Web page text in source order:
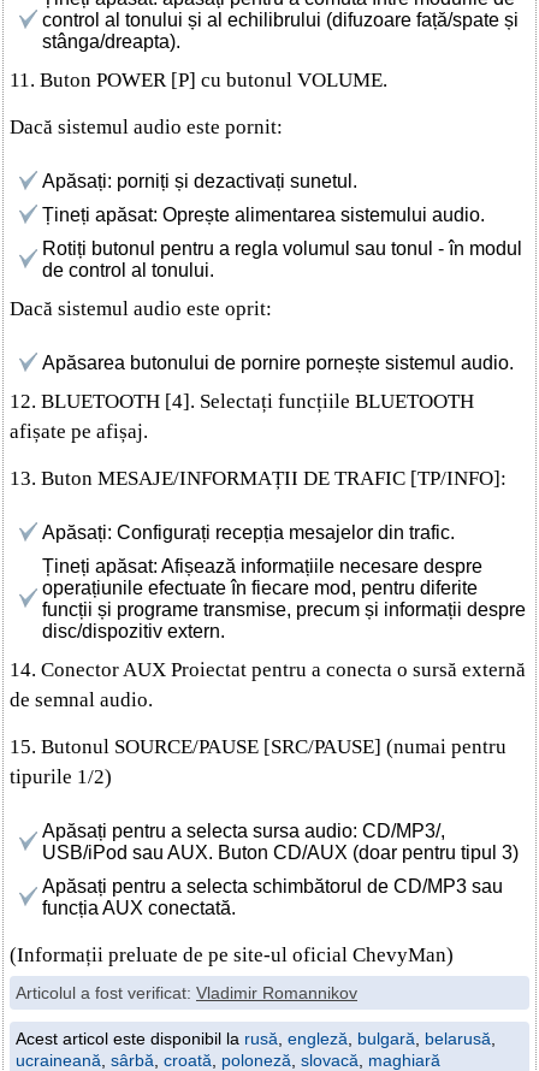
control al tonului și al echilibrului (difuzoare față/spate și
stânga/dreapta).
11. Buton POWER [P] cu butonul VOLUME.
Dacă sistemul audio este pornit:
Apăsați: porniți și dezactivați sunetul.
Țineți apăsat: Oprește alimentarea sistemului audio.
Rotiți butonul pentru a regla volumul sau tonul - în modul
de control al tonului.
Dacă sistemul audio este oprit:
Apăsarea butonului de pornire pornește sistemul audio.
12. BLUETOOTH [4]. Selectați funcțiile BLUETOOTH
afișate pe afișaj.
13. Buton MESAJE/INFORMAȚII DE TRAFIC [TP/INFO]:
Apăsați: Configurați recepția mesajelor din trafic.
Țineți apăsat: Afișează informațiile necesare despre
operațiunile efectuate în fiecare mod, pentru diferite
funcții și programe transmise, precum și informații despre
disc/dispozitiv extern.
14. Conector AUX Proiectat pentru a conecta o sursă externă
de semnal audio.
15. Butonul SOURCE/PAUSE [SRC/PAUSE] (numai pentru
tipurile 1/2)
Apăsați pentru a selecta sursa audio: CD/MP3/,
USB/iPod sau AUX. Buton CD/AUX (doar pentru tipul 3)
Apăsați pentru a selecta schimbătorul de CD/MP3 sau
funcția AUX conectată.
(Informații preluate de pe site-ul oficial ChevyMan)
Articolul a fost verificat: Vladimir Romannikov
Acest articol este disponibil la rusă engleză bulgară belarusă
ucraineană sârbă croată poloneză slovacă maghiară